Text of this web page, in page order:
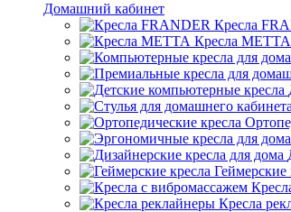
Домашний кабинет
Кресла
Кресла METTA
Геймерские
Кресла